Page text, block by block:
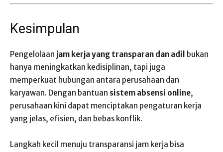
Kesimpulan
Pengelolaan jam kerja yang transparan dan adil bukan
hanya meningkatkan kedisiplinan, tapi juga
memperkuat hubungan antara perusahaan dan
karyawan. Dengan bantuan sistem absensi online,
perusahaan kini dapat menciptakan pengaturan kerja
yang jelas, efisien, dan bebas konflik.
Langkah kecil menuju transparansi jam kerja bisa